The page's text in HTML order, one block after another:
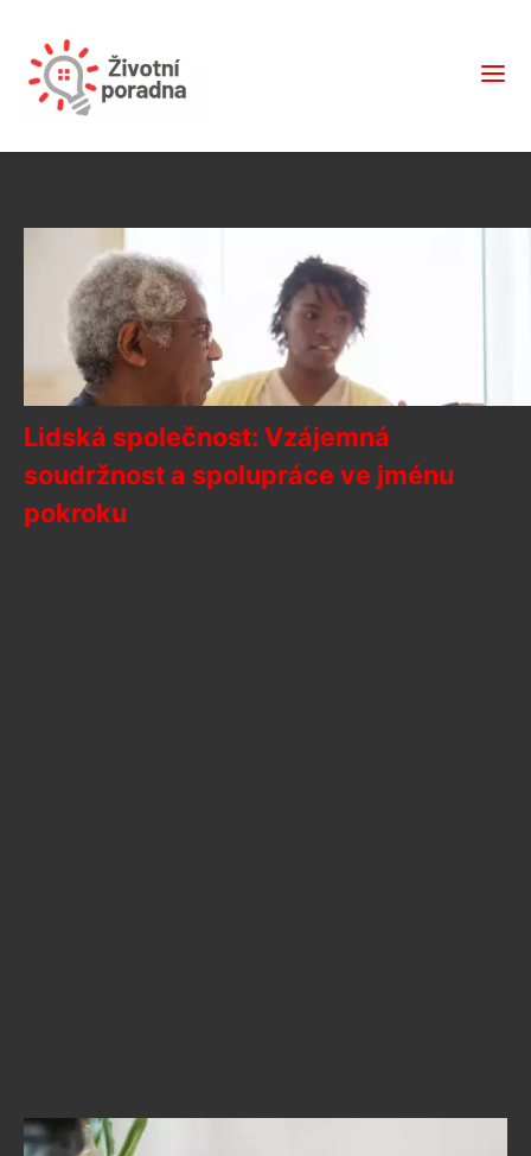
Lidská společnost: Vzájemná
soudržnost a spolupráce ve jménu
pokroku